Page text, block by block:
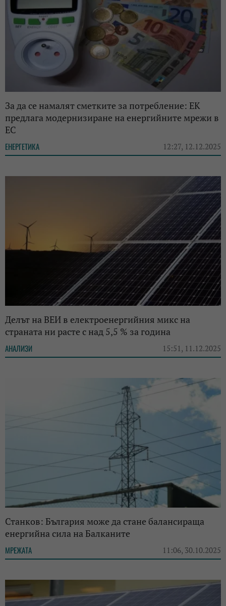
За да се намалят сметките за потребление: ЕК
предлага модернизиране на енергийните мрежи в
ЕС
ЕНЕРГЕТИКА 12:27, 12.12.2025
Делът на ВЕИ в електроенергийния микс на
страната ни расте с над 5,5 % за година
АНАЛИЗИ 15:51, 11.12.2025
Станков: България може да стане балансираща
енергийна сила на Балканите
МРЕЖАТА 11:06, 30.10.2025